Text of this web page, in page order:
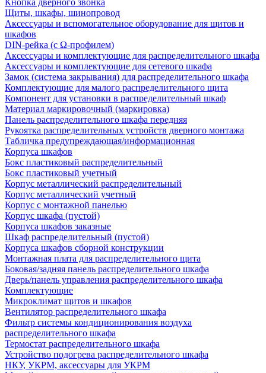
Кнопка дверного звонка
Щиты, шкафы, шинопровод
Аксессуары и вспомогательное оборудование для щитов и
шкафов
DIN-рейка (с Ω-профилем)
Аксессуары и комплектующие для распределительного шкафа
Аксессуары и комплектующие для сетевого шкафа
Замок (система закрывания) для распределительного шкафа
Комплектующие для малого распределительного щита
Компонент для установки в распределительный шкаф
Материал маркировочный (маркировка)
Панель распределительного шкафа передняя
Рукоятка распределительных устройств дверного монтажа
Табличка предупреждающая/информационная
Корпуса шкафов
Бокс пластиковый распределительный
Бокс пластиковый учетный
Корпус металлический распределительный
Корпус металлический учетный
Корпус с монтажной панелью
Корпус шкафа (пустой)
Корпуса шкафов заказные
Шкаф распределительный (пустой)
Корпуса шкафов сборной конструкции
Монтажная плата для распределительного щита
Боковая/задняя панель распределительного шкафа
Дверь/панель управления распределительного шкафа
Комплектующие
Микроклимат щитов и шкафов
Вентилятор распределительного шкафа
Фильтр системы кондиционирования воздуха
распределительного шкафа
Термостат распределительного шкафа
Устройство подогрева распределительного шкафа
НКУ, УКРМ, аксессуары для УКРМ